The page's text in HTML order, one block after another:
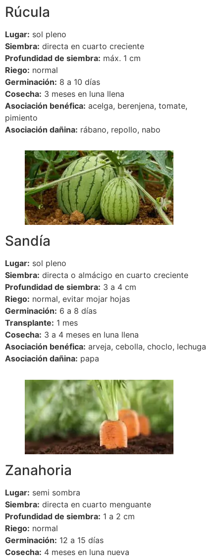
Rúcula
Lugar: sol pleno
Siembra: directa en cuarto creciente
Profundidad de siembra: máx. 1 cm
Riego: normal
Germinación: 8 a 10 días
Cosecha: 3 meses en luna llena
Asociación benéfica: acelga, berenjena, tomate,
pimiento
Asociación dañina: rábano, repollo, nabo
Sandía
Lugar: sol pleno
Siembra: directa o almácigo en cuarto creciente
Profundidad de siembra: 3 a 4 cm
Riego: normal, evitar mojar hojas
Germinación: 6 a 8 días
Transplante: 1 mes
Cosecha: 3 a 4 meses en luna llena
Asociación benéfica: arveja, cebolla, choclo, lechuga
Asociación dañina: papa
Zanahoria
Lugar: semi sombra
Siembra: directa en cuarto menguante
Profundidad de siembra: 1 a 2 cm
Riego: normal
Germinación: 12 a 15 días
Cosecha: 4 meses en luna nueva